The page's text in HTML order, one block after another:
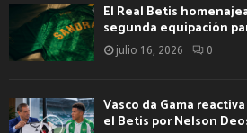
El Real Betis
segunda equipación
julio 16, 2026 0
Vasco da Gama
el Betis por Nelson